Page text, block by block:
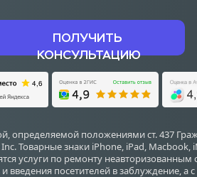
определяемой положениями ст. 437
Товарные знаки iPhone, iPad, Macbook,
услуги по ремонту неавторизованным
введения посетителей в заблуждение, а
ПОЛУЧИТЬ
КОНСУЛЬТАЦИЮ